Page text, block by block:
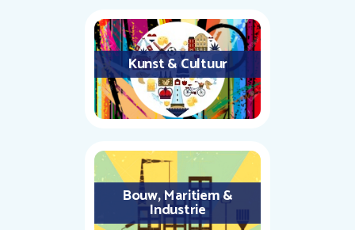
Kunst & Cultuur
Bouw, Maritiem &
Industrie